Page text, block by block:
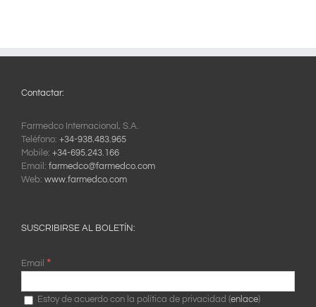
Contactar:
Farmedco Internacional, S.A.
Teléfono: +34-938.483.965
Mobile: +34-695.243.166
Email: farmedco@farmedco.com
Web: www.farmedco.com
SUSCRIBIRSE AL BOLETÍN:
Email *
Estoy de acuerdo con la política de privacidad (enlace)